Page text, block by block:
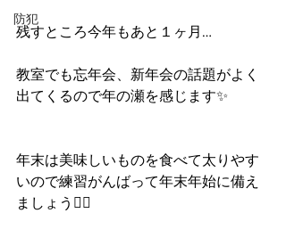
防犯
残すところ今年もあと１ヶ月…
教室でも忘年会、新年会の話題がよく
出てくるので年の瀬を感じます✨
年末は美味しいものを食べて太りやす
いので練習がんばって年末年始に備え
ましょう🙆‍♀️